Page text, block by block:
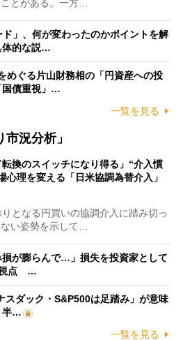
とがある。一方…
」、何が変わったのかポイントを解
的な説…
めぐる片山財務相の「円資産への投
債重視」…
一覧を見る
況分析」
転換のスイッチになり得る」“介入慣
心理を変える「日米協調為替介入」
となる円買いの協調介入に踏み切っ
い姿勢を示して…
損が膨らんで…」損失を投資家として
視点 …
スダック・S&P500は足踏み」が意味
半…
一覧を見る